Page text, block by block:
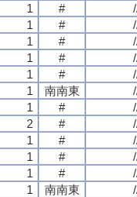
1 #
1 #
1 #
1 #
1 #
1 南南東
1 #
2 #
1 #
1 #
1 #
1 南南東